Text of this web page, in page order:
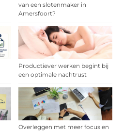
van een slotenmaker in
Amersfoort?
Productiever werken begint bij
een optimale nachtrust
Overleggen met meer focus en